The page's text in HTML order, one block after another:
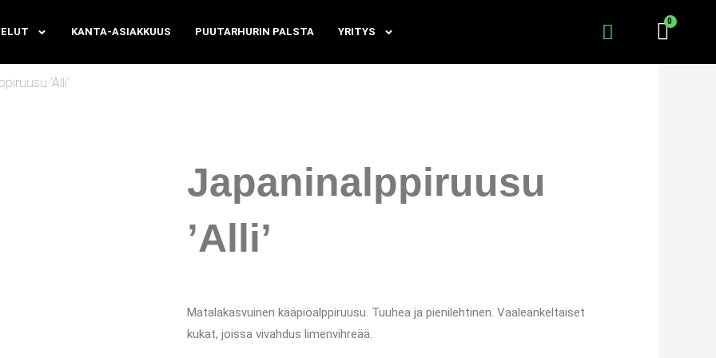
KANTA-ASIAKKUUS PUUTARHURIN PALSTA YRITYS
’Alli’
Japaninalppiruusu
’Alli’
Matalakasvuinen kääpiöalppiruusu. Tuuhea ja pienilehtinen. Vaaleankeltaiset
kukat, joissa vivahdus limenvihreää.